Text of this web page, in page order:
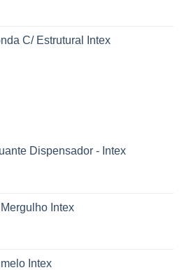
C/ Estrutural Intex
Dispensador - Intex
Intex
Intex